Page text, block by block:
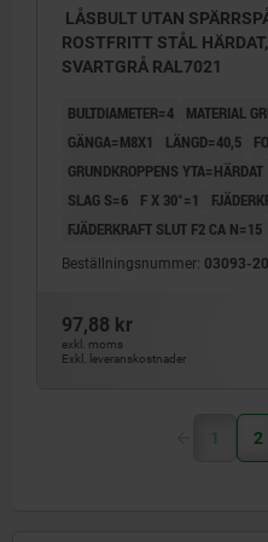
LÅSBULT UTAN
ROSTFRITT STÅL
SVARTGRÅ RAL7021
BULTDIAMETER=4
MATERIAL
GÄNGA=M8X1
LÄNGD=40,5
GRUNDKROPPENS YTA=HÄRDAT
SLAG S=6
F X 30°=1
FJÄDERKRAFT SLUT F2 CA N=15
Beställningsnummer: 03093-
97,88 kr
exkl. moms
Exkl. leveranskostnader
1 2